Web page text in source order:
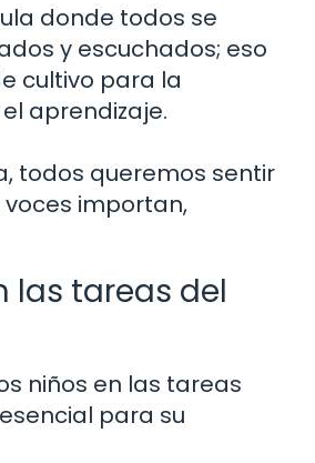
donde todos se
y escuchados; eso
cultivo para la
aprendizaje.
todos queremos sentir
importan,
las tareas del
niños en las tareas
para su